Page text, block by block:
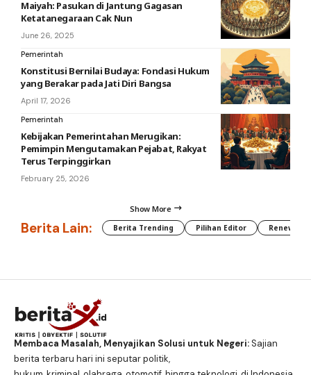
Maiyah: Pasukan di Jantung Gagasan
Ketatanegaraan Cak Nun
June 26, 2025
Pemerintah
Konstitusi Bernilai Budaya: Fondasi Hukum
yang Berakar pada Jati Diri Bangsa
April 17, 2026
Pemerintah
Kebijakan Pemerintahan Merugikan:
Pemimpin Mengutamakan Pejabat, Rakyat
Terus Terpinggirkan
February 25, 2026
Show More
Berita Lain: Berita Trending Pilihan Editor
Membaca Masalah, Menyajikan Solusi untuk Negeri:Sajian
berita terbaru hari ini seputar politik,